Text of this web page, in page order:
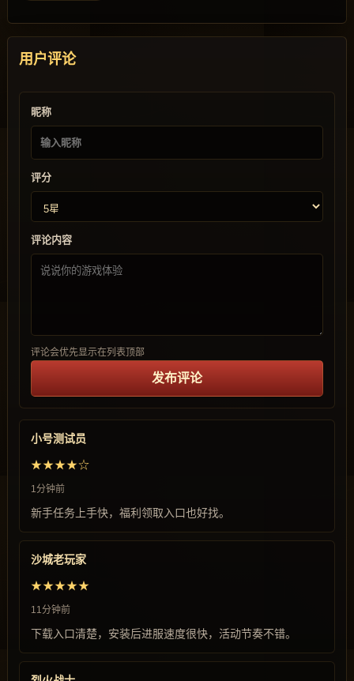
用户评论
昵称
评分
评论内容
评论会优先显示在列表顶部
发布评论
小号测试员
★★★★☆
1分钟前
新手任务上手快，福利领取入口也好找。
沙城老玩家
★★★★★
11分钟前
下载入口清楚，安装后进服速度很快，活动节奏不错。